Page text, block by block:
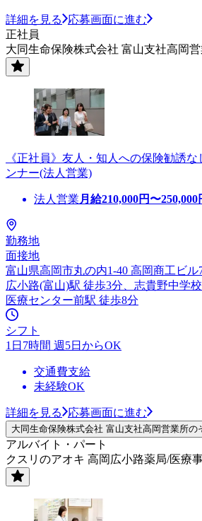
詳細を見る
応募画面に進む
正社員
大同生命保険株式会社 富山支社高岡
《正社員》友人・知人への保険勧誘
ンナー(法人営業)
法人営業 月給210,000円〜250,000
勤務地
面接地
富山県高岡市丸の内1-40 高岡商工ビル
広小路(富山)駅 徒歩3分、志貴野中学
医療センター前駅 徒歩8分
シフト
1日7時間 週5日からOK
交通費支給
未経験OK
詳細を見る 応募画面に進む
大同生命保険株式会社 富山支社高岡営業所の
アルバイト・パート
クスリのアオキ 高岡広小路薬局/医療